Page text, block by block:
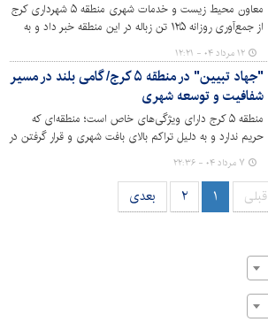
معاون محیط زیست و خدمات شهری منطقه ۵ شهرداری کرج
از جمع‌آوری روزانه ۱۲۵ تن زباله در این منطقه خبر داد و به
مشکلات و چالش‌های موجود در این زمینه، از جمله معابر
باریک و عدم امکان جانمایی مخازن در برخی از محلات اشاره
کرد.
۱۲ مرداد ۰۴ - ۱۲:۲۱
"جهاد تبیین" در منطقه ۵ کرج/ گامی بلند در مسیر
شفافیت و توسعه شهری
منطقه ۵ کرج دارای ویژگی‌های خاص است؛ منطقه‌ای که
حریم ندارد و به دلیل تراکم بالای بافت شهری و قرار گرفتن در
کانون شهر، منطقه‌ای ویژه به شمار می‌آید. این ویژگی‌ها،
مسئولیت شهرداری را در ارائه خدمات به شهروندان دوچندان
کرده است.
۷ مرداد ۰۴ - ۲۲:۳۶
قبلی ۱ ۲ بعدی